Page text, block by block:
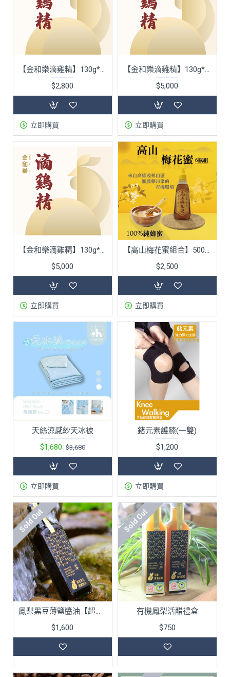
【金和樂滴雞精】130g*12包
$2,800
立即購買
【金和樂滴雞精】130g*20包 加贈3包
$5,000
立即購買
【金和樂滴雞精】130g*22包 加贈 宮廷金鑽群菇湯
$5,000
立即購買
【高山梅花蜜組合】500g*6瓶
$2,500
立即購買
天絲涼感紗天冰被
$1,680 $3,680
立即購買
鍺元素護膝(一雙)
$1,200
立即購買
Sold Out
鳳梨黑豆薄鹽醬油【超值組合5入】
$1,600
Sold Out
有機鳳梨活醋禮盒
$750